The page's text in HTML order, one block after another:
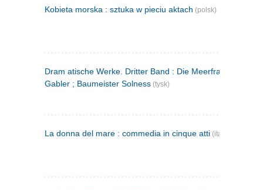
Kobieta morska : sztuka w pieciu aktach (polsk)
Dram atische Werke. Dritter Band : Die Meerfrau ; Hedda
Gabler ; Baumeister Solness (tysk)
La donna del mare : commedia in cinque atti (italiensk)